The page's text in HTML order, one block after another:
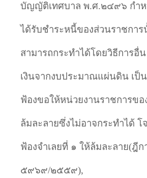
บัญญัติเทศบาล พ.ศ.๒๔๙๖ กำห
ได้รับชำระหนี้ของส่วนราชกา
สามารถกระทำได้โดยวิธีการอื่
เงินจากงบประมาณแผ่นดิน เป็
ฟ้องขอให้หน่วยงานราชการขอ
ล้มละลายซึ่งไม่อาจกระทำได้ โ
ฟ้องจำเลยที่ ๑ ให้ล้มละลาย(ฎีก
๕๙๖๙/๒๕๕๙),